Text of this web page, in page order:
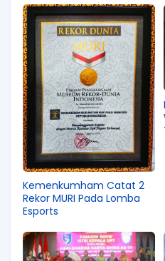
Kemenkumham Catat 2
Rekor MURI Pada Lomba
Esports